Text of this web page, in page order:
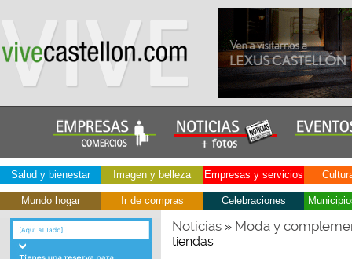
Salud y bienestar Imagen y belleza Empresas y servicios
Mundo hogar Ir de compras Celebraciones
Noticias» Moda y
tiendas